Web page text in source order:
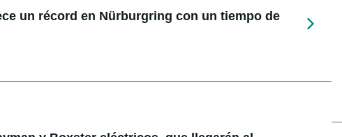
un récord en Nürburgring con un tiempo de